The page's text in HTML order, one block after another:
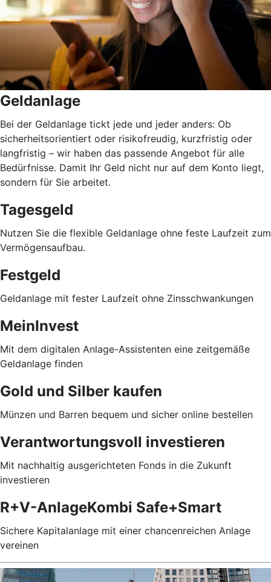
Geldanlage
Bei der Geldanlage tickt jede und jeder anders: Ob
sicherheitsorientiert oder risikofreudig, kurzfristig oder
langfristig – wir haben das passende Angebot für alle
Bedürfnisse. Damit Ihr Geld nicht nur auf dem Konto liegt,
sondern für Sie arbeitet.
Tagesgeld
Nutzen Sie die flexible Geldanlage ohne feste Laufzeit zum
Vermögensaufbau.
Festgeld
Geldanlage mit fester Laufzeit ohne Zinsschwankungen
MeinInvest
Mit dem digitalen Anlage-Assistenten eine zeitgemäße
Geldanlage finden
Gold und Silber kaufen
Münzen und Barren bequem und sicher online bestellen
Verantwortungsvoll investieren
Mit nachhaltig ausgerichteten Fonds in die Zukunft
investieren
R+V-AnlageKombi Safe+Smart
Sichere Kapitalanlage mit einer chancenreichen Anlage
vereinen